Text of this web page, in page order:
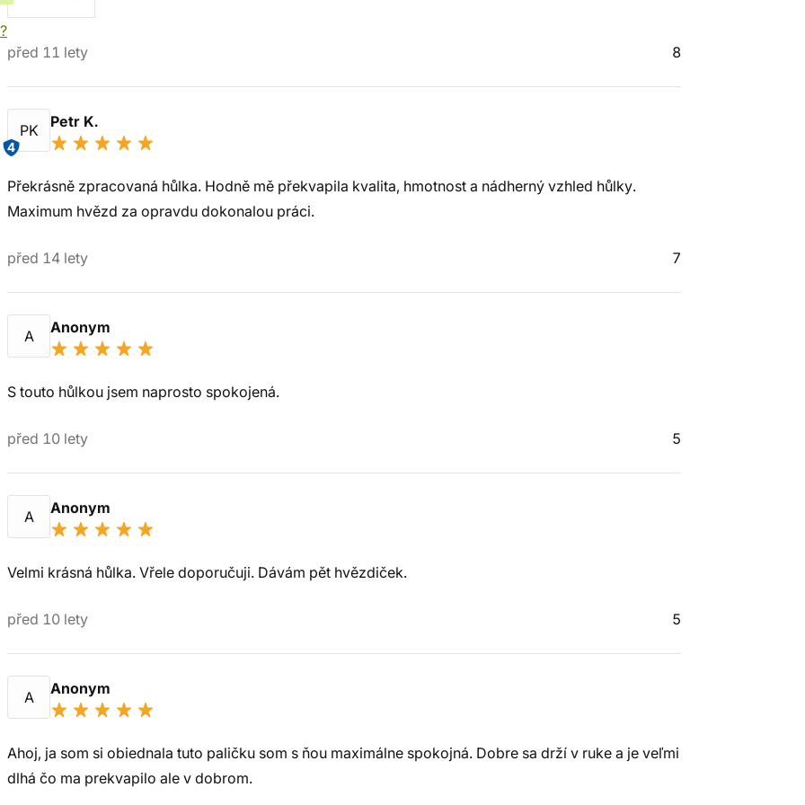
před 11 lety 8
PK
4
Petr K.
Překrásně zpracovaná hůlka. Hodně mě překvapila kvalita, hmotnost a nádherný vzhled hůlky.
Maximum hvězd za opravdu dokonalou práci.
před 14 lety 7
A Anonym
S touto hůlkou jsem naprosto spokojená.
před 10 lety 5
A Anonym
Velmi krásná hůlka. Vřele doporučuji. Dávám pět hvězdiček.
před 10 lety 5
A Anonym
Ahoj, ja som si obiednala tuto paličku som s ňou maximálne spokojná. Dobre sa drží v ruke a je veľmi
dlhá čo ma prekvapilo ale v dobrom.